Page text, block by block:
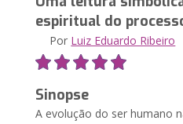
espiritual do
Por Luiz Eduardo Ribeiro
Sinopse
A evolução do ser humano